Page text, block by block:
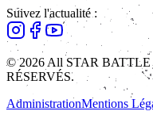
Suivez l'actualité :
© 2026 All STAR
RÉSERVÉS.
AdministrationMentions